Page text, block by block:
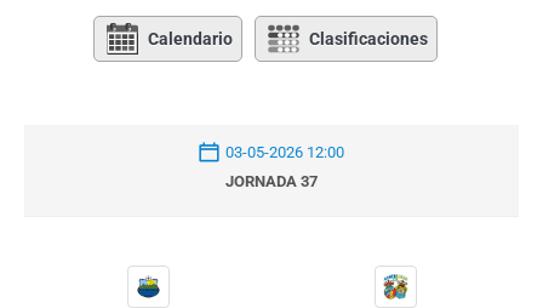
Calendario Clasificaciones
03-05-2026 12:00
JORNADA 37